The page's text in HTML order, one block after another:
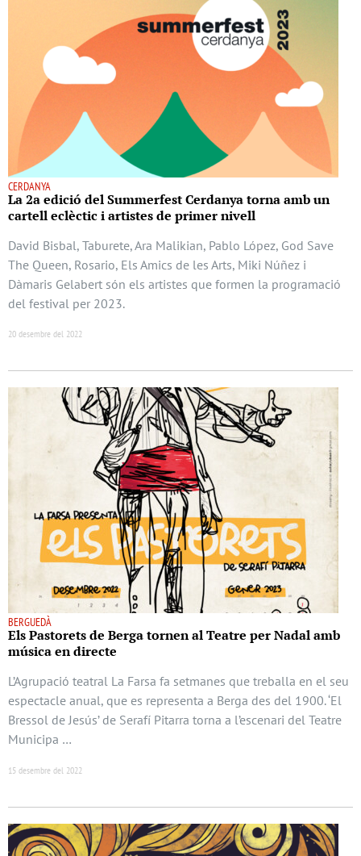
CERDANYA
La 2a edició del Summerfest Cerdanya torna amb un
cartell eclèctic i artistes de primer nivell
David Bisbal, Taburete, Ara Malikian, Pablo López, God Save
The Queen, Rosario, Els Amics de les Arts, Miki Núñez i
Dàmaris Gelabert són els artistes que formen la programació
del festival per 2023.
20 desembre del 2022
BERGUEDÀ
Els Pastorets de Berga tornen al Teatre per Nadal amb
música en directe
L’Agrupació teatral La Farsa fa setmanes que treballa en el seu
espectacle anual, que es representa a Berga des del 1900. ‘El
Bressol de Jesús’ de Serafí Pitarra torna a l’escenari del Teatre
Municipa …
15 desembre del 2022